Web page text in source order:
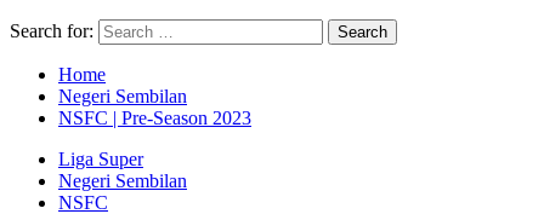
Search for:
Home
Negeri Sembilan
NSFC | Pre-Season 2023
Liga Super
Negeri Sembilan
NSFC